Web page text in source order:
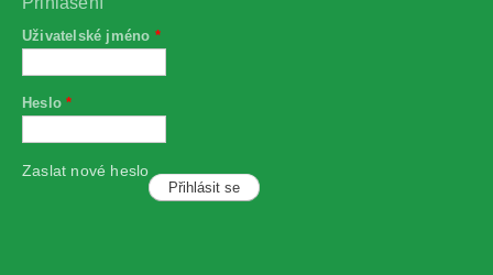
Uživatelské jméno *
Heslo*
Zaslat nové heslo